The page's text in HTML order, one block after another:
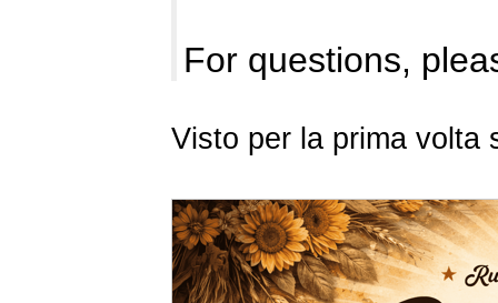
For questions,
Visto per la prima volta